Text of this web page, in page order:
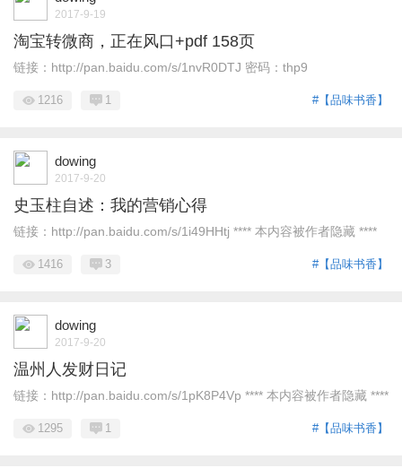
2017-9-19
淘宝转微商，正在风口+pdf 158页
链接：http://pan.baidu.com/s/1nvR0DTJ 密码：thp9
#【品味书香】
1216 1
dowing
2017-9-20
史玉柱自述：我的营销心得
链接：http://pan.baidu.com/s/1i49HHtj **** 本内容被作者隐藏 ****
#【品味书香】
1416 3
dowing
2017-9-20
温州人发财日记
链接：http://pan.baidu.com/s/1pK8P4Vp **** 本内容被作者隐藏 ****
#【品味书香】
1295 1